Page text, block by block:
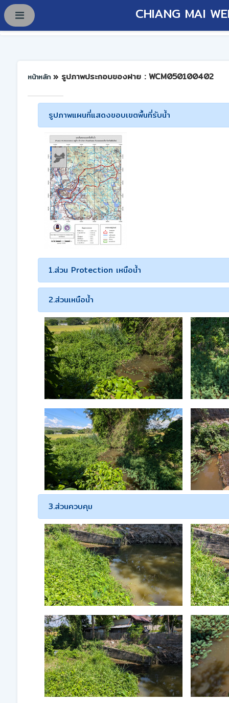
CHIANG MAI
หน้าหลัก » รูปภาพประกอบของฝาย : WCM050100402
รูปภาพแผนที่แสดงขอบเขตพื้นที่รับน้ำ
1.ส่วน Protection เหนือน้ำ
2.ส่วนเหนือน้ำ
3.ส่วนควบคุม